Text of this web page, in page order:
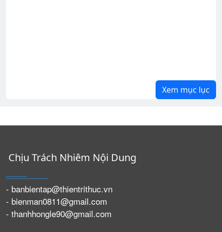
Xem mục lục
Chịu Trách Nhiêm Nội Dung
- banbientap@thientrithuc.vn
- bienman0811@gmail.com
- thanhhongle90@gmail.com